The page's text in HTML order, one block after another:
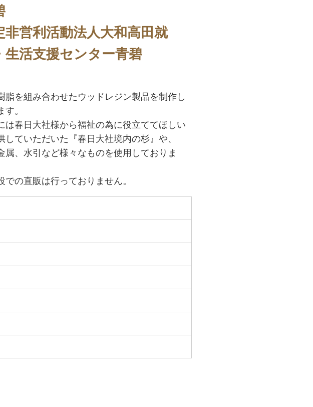
非営利活動法人大和高田就
生活支援センター青碧
脂を組み合わせたウッドレジン製品を制作し
す。
は春日大社様から福祉の為に役立ててほしい
していただいた『春日大社境内の杉』や、
属、水引など様々なものを使用しておりま
での直販は行っておりません。